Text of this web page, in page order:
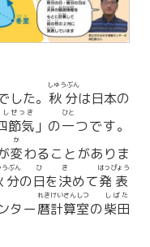
した。 秋分
しゅうぶん
は日本の
節気
せっき
」の一
ひと
つです。
変
か
わることがありま
分
うぶん
の日
ひ
を決
き
めて発表
はっぴょう
ター暦
れき
計算
けいさん
室
しつ
の柴田
しばた